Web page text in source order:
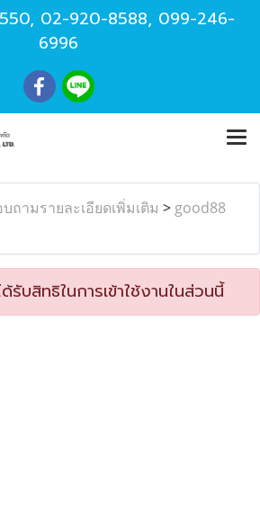
, 02-920-8588, 099-246-
6996
ถามรายละเอียดเพิ่มเติม > good88
บสิทธิในการเข้าใช้งานในส่วนนี้